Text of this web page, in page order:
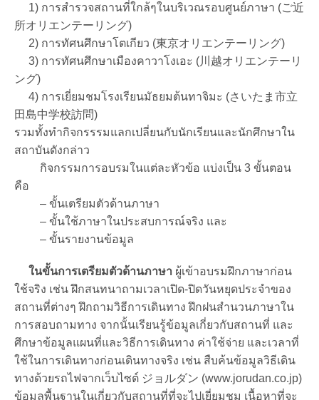
1) การสำรวจสถานที่ใกล้ๆในบริเวณรอบศูนย์ภาษา (ご近
所オリエンテーリング)
2) การทัศนศึกษาโตเกียว (東京オリエンテーリング)
3) การทัศนศึกษาเมืองคาวาโงเอะ (川越オリエンテーリ
ング)
4) การเยี่ยมชมโรงเรียนมัธยมต้นทาจิมะ (さいたま市立
田島中学校訪問)
รวมทั้งทำกิจกรรรมแลกเปลี่ยนกับนักเรียนและนักศึกษาใน
สถาบันดังกล่าว
กิจกรรมการอบรมในแต่ละหัวข้อ แบ่งเป็น 3 ขั้นตอน
คือ
– ขั้นเตรียมตัวด้านภาษา
– ขั้นใช้ภาษาในประสบการณ์จริง และ
– ขั้นรายงานข้อมูล
ในขั้นการเตรียมตัวด้านภาษา ผู้เข้าอบรมฝึกภาษาก่อน
ใช้จริง เช่น ฝึกสนทนาถามเวลาเปิด-ปิดวันหยุดประจำของ
สถานที่ต่างๆ ฝึกถามวิธีการเดินทาง ฝึกฝนสำนวนภาษาใน
การสอบถามทาง จากนั้นเรียนรู้ข้อมูลเกี่ยวกับสถานที่ และ
ศึกษาข้อมูลแผนที่และวิธีการเดินทาง ค่าใช้จ่าย และเวลาที่
ใช้ในการเดินทางก่อนเดินทางจริง เช่น สืบค้นข้อมูลวิธีเดิน
ทางด้วยรถไฟจากเว็บไซต์ ジョルダン (www.jorudan.co.jp)
ข้อมูลพื้นฐานในเกี่ยวกับสถานที่ที่จะไปเยี่ยมชม เนื้อหาที่จะ